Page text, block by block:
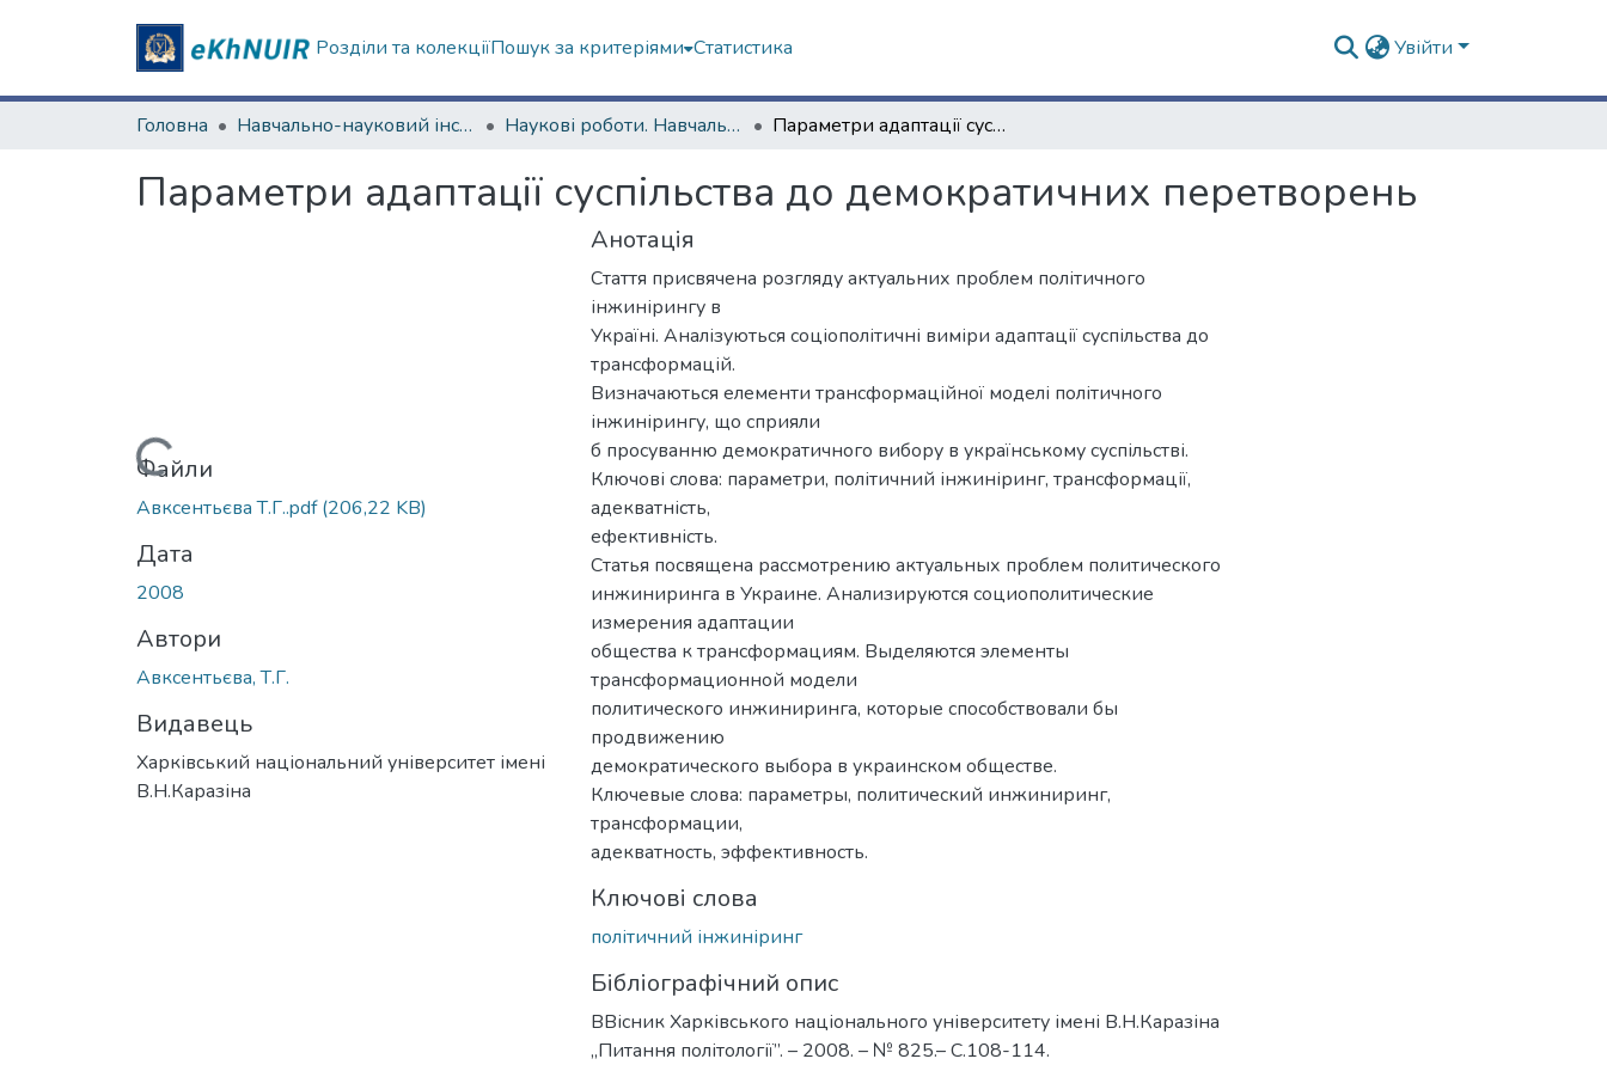
Розділи та колекціїПошук за критеріями Статистика Увійти
Головна Навчально-науковий інститут філософії, культурології, політології Наукові роботи. Навчально-науковий інститут філософії, культурології, політології Параметри адаптації суспільства до демократичних перетворень
Параметри адаптації суспільства до демократичних перетворень
Вантажиться...
Файли
Авксентьєва Т.Г..pdf(206,22 KB)
Дата
2008
Автори
Авксентьєва, Т.Г.
Видавець
Харківський національний університет імені
В.Н.Каразіна
Анотація
Стаття присвячена розгляду актуальних проблем політичного
інжинірингу в
Україні. Аналізуються соціополітичні виміри адаптації суспільства до
трансформацій.
Визначаються елементи трансформаційної моделі політичного
інжинірингу, що сприяли
б просуванню демократичного вибору в українському суспільстві.
Ключові слова: параметри, політичний інжиніринг, трансформації,
адекватність,
ефективність.
Статья посвящена рассмотрению актуальных проблем политического
инжиниринга в Украине. Анализируются социополитические
измерения адаптации
общества к трансформациям. Выделяются элементы
трансформационной модели
политического инжиниринга, которые способствовали бы
продвижению
демократического выбора в украинском обществе.
Ключевые слова: параметры, политический инжиниринг,
трансформации,
адекватность, эффективность.
Ключові слова
політичний інжиніринг
Бібліографічний опис
ВВісник Харківського національного університету імені В.Н.Каразіна
„Питання політології”. – 2008. – № 825.– С.108-114.